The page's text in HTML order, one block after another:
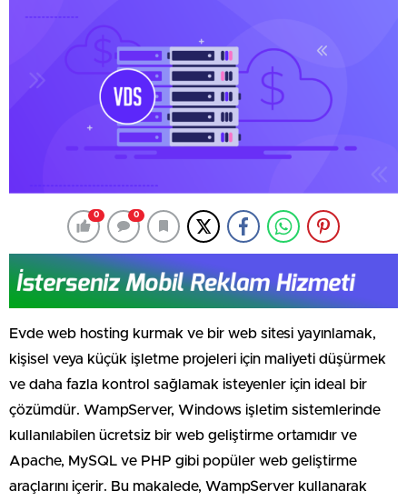
0 0
Evde web hosting kurmak ve bir web sitesi yayınlamak,
kişisel veya küçük işletme projeleri için maliyeti düşürmek
ve daha fazla kontrol sağlamak isteyenler için ideal bir
çözümdür. WampServer, Windows işletim sistemlerinde
kullanılabilen ücretsiz bir web geliştirme ortamıdır ve
Apache, MySQL ve PHP gibi popüler web geliştirme
araçlarını içerir. Bu makalede, WampServer kullanarak